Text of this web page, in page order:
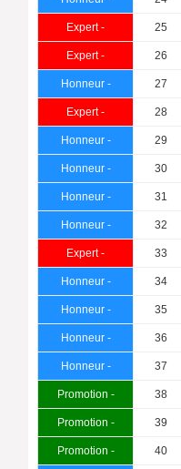
Expert - 25
Expert - 26
Honneur - 27
Expert - 28
Honneur - 29
Honneur - 30
Honneur - 31
Honneur - 32
Expert - 33
Honneur - 34
Honneur - 35
Honneur - 36
Honneur - 37
Promotion - 38
Promotion - 39
Promotion - 40